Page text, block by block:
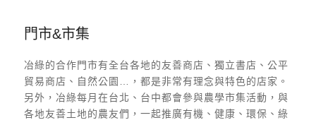
門市&市集
冶綠的合作門市有全台各地的友善商店、獨立書店、公平
貿易商店、自然公園…，都是非常有理念與特色的店家。
另外，冶綠每月在台北、台中都會參與農學市集活動，與
各地友善土地的農友們，一起推廣有機、健康、環保、綠